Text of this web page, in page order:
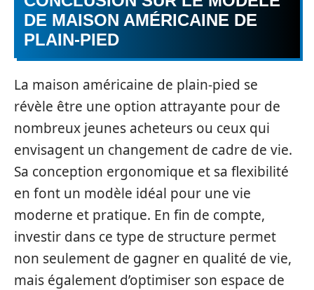
DE MAISON AMÉRICAINE DE
PLAIN-PIED
La maison américaine de plain-pied se
révèle être une option attrayante pour de
nombreux jeunes acheteurs ou ceux qui
envisagent un changement de cadre de vie.
Sa conception ergonomique et sa flexibilité
en font un modèle idéal pour une vie
moderne et pratique. En fin de compte,
investir dans ce type de structure permet
non seulement de gagner en qualité de vie,
mais également d’optimiser son espace de